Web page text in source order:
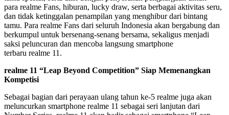
para realme Fans, hiburan, lucky draw, serta berbagai aktivitas seru,
dan tidak ketinggalan penampilan yang menghibur dari bintang
tamu. Para realme Fans dari seluruh Indonesia akan bergabung dan
berkumpul untuk bersenang-senang bersama, sekaligus menjadi
saksi peluncuran dan mencoba langsung smartphone
terbaru realme 11.
realme 11 “Leap Beyond Competition” Siap Memenangkan
Kompetisi
Sebagai bagian dari perayaan ulang tahun ke-5 realme juga akan
meluncurkan smartphone realme 11 sebagai seri lanjutan dari